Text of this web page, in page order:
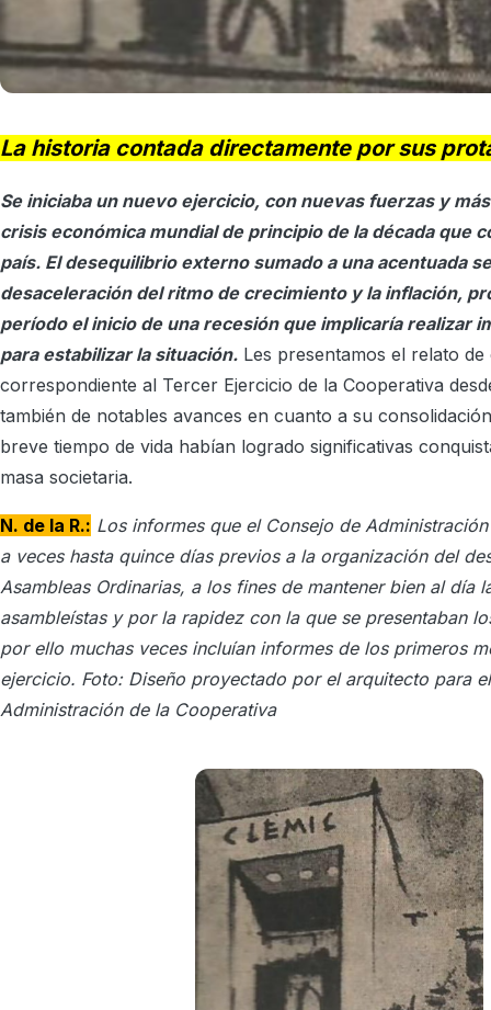
La historia contada directamente por sus
Se iniciaba un nuevo ejercicio, con nuevas fuerzas y
crisis económica mundial de principio de la década que
país. El desequilibrio externo sumado a una acentuada
desaceleración del ritmo de crecimiento y la inflación,
período el inicio de una recesión que implicaría realizar
para estabilizar la situación. Les presentamos el relato
correspondiente al Tercer Ejercicio de la Cooperativa
también de notables avances en cuanto a su
breve tiempo de vida habían logrado significativas
masa societaria.
N. de la R.: Los informes que el Consejo de
a veces hasta quince días previos a la organización del
Asambleas Ordinarias, a los fines de mantener bien al día
asambleístas y por la rapidez con la que se presentaban
por ello muchas veces incluían informes de los primeros
ejercicio. Foto: Diseño proyectado por el arquitecto para
Administración de la Cooperativa